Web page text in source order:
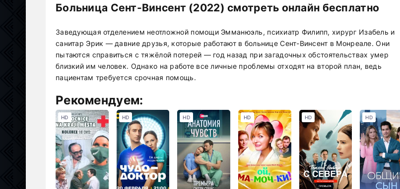
Больница Сент-Винсент (2022) смотреть онлайн бесплатно
Заведующая отделением неотложной помощи Эмманюэль, психиатр Филипп, хирург Изабель и
санитар Эрик — давние друзья, которые работают в больнице Сент-Винсент в Монреале. Они
пытаются справиться с тяжёлой потерей — год назад при загадочных обстоятельствах умер
близкий им человек. Однако на работе все личные проблемы отходят на второй план, ведь
пациентам требуется срочная помощь.
Рекомендуем:
HD HD HD HD HD HD